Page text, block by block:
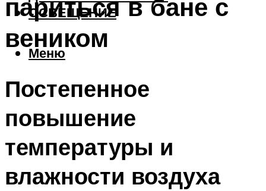
ОСВЕЩЕНИЕ
Меню
париться в бане с
веником
Постепенное
повышение
температуры и
влажности воздуха